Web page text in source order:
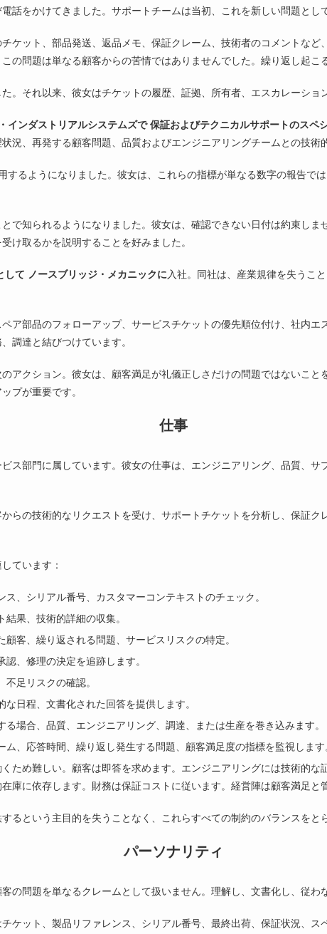
話をかけてきました。サポートチームは当初、これを新しい問題とし
ケット、部品発送、返品メモ、保証クレーム、技術者のコメントな
の問題は単なる顧客からの苦情ではありませんでした。繰り返し起こ
。それ以来、彼女はチケットの履歴、証拠、所有者、エスカレーショ
インダストリアルシステムズで 保証およびテクニカルサポートのスペ
況、再発する顧客問題、品質およびエンジニアリングチームとの技術
るようになりました。彼女は、これらの指標が単なる数字の報告で
で知られるようになりました。彼女は、確認できない日付は約束し
け取るかを説明することを好みました。
して ノースブリッジ・メカニックに入社。同社は、産業規律を失うこ
ア部品のフォローアップ、サービスチケットの優先順位付け、社内
調達と結びつけています。
アクション。彼女は、顧客満足が礼儀正しさだけの問題ではないこ
プが重要です。
仕事
ス部門に属しています。彼女の仕事は、エンジニアリング、品質、
らの技術的なリクエストを受け、サポートチケットを分析し、保証
ています：
ス、シリアル番号、カスタマーコンテキストのチェック。
果、技術的詳細の収集。
客、繰り返される問題、サービスリスクの特定。
、修理の決定を追跡します。
足リスクの確認。
日程、文書化された回答を提供します。
場合、品質、エンジニアリング、調達、または生産を巻き込みます。
、応答時間、繰り返し発生する問題、顧客満足度の指標を監視します
ため難しい。顧客は即答を求めます。エンジニアリングには技術的
庫に依存します。財務は保証コストに従います。経営陣は顧客満足と
るという主目的を失うことなく、これらすべての制約のバランスをと
パーソナリティ
の問題を単なるクレームとして扱いません。理解し、文書化し、従わ
ケット、製品リファレンス、シリアル番号、最終出荷、保証状況、